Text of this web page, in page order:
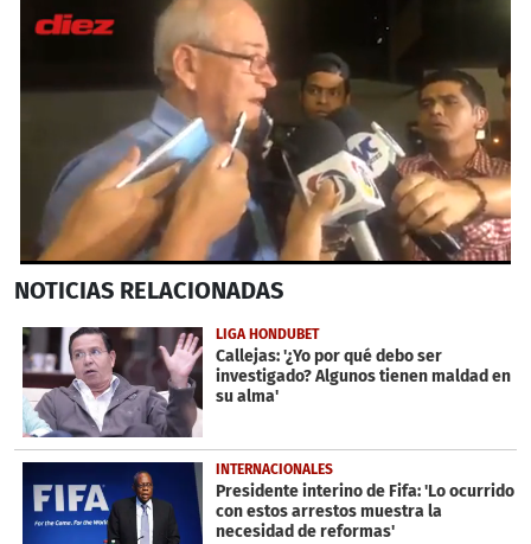
seconds
3
minutes,
3
seconds
NOTICIAS RELACIONADAS
LIGA HONDUBET
Callejas: '¿Yo por qué debo ser
investigado? Algunos tienen maldad en
su alma'
INTERNACIONALES
Presidente interino de Fifa: 'Lo ocurrido
con estos arrestos muestra la
necesidad de reformas'